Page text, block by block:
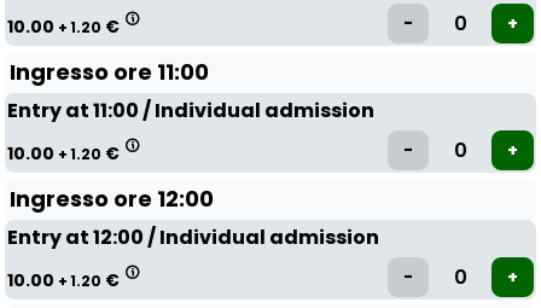
10.00 + 1.20 €
Ingresso ore 11:00
Entry at 11:00 / Individual admission
10.00 + 1.20 €
Ingresso ore 12:00
Entry at 12:00 / Individual admission
10.00 + 1.20 €